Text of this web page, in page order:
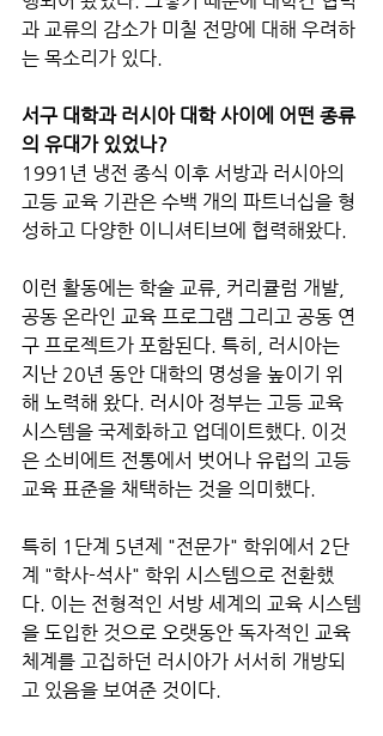
과 교류의 감소가 미칠 전망에 대해 우려하
는 목소리가 있다.
서구 대학과 러시아 대학 사이에 어떤 종류
의 유대가 있었나?
1991년 냉전 종식 이후 서방과 러시아의
고등 교육 기관은 수백 개의 파트너십을 형
성하고 다양한 이니셔티브에 협력해왔다.
이런 활동에는 학술 교류, 커리큘럼 개발,
공동 온라인 교육 프로그램 그리고 공동 연
구 프로젝트가 포함된다. 특히, 러시아는
지난 20년 동안 대학의 명성을 높이기 위
해 노력해 왔다. 러시아 정부는 고등 교육
시스템을 국제화하고 업데이트했다. 이것
은 소비에트 전통에서 벗어나 유럽의 고등
교육 표준을 채택하는 것을 의미했다.
특히 1단계 5년제 "전문가" 학위에서 2단
계 "학사-석사" 학위 시스템으로 전환했
다. 이는 전형적인 서방 세계의 교육 시스템
을 도입한 것으로 오랫동안 독자적인 교육
체계를 고집하던 러시아가 서서히 개방되
고 있음을 보여준 것이다.